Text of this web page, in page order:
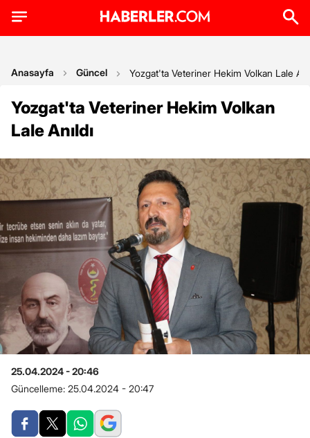
Anasayfa Güncel Yozgat'ta Veteriner Hekim Volkan Lale
Yozgat'ta Veteriner Hekim Volkan
Lale Anıldı
25.04.2024 - 20:46
Güncelleme: 25.04.2024 - 20:47